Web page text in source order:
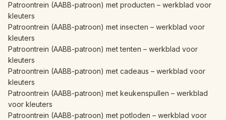
Patroontrein (AABB-patroon) met producten – werkblad voor
kleuters
Patroontrein (AABB-patroon) met insecten – werkblad voor
kleuters
Patroontrein (AABB-patroon) met tenten – werkblad voor
kleuters
Patroontrein (AABB-patroon) met cadeaus – werkblad voor
kleuters
Patroontrein (AABB-patroon) met keukenspullen – werkblad
voor kleuters
Patroontrein (AABB-patroon) met potloden – werkblad voor